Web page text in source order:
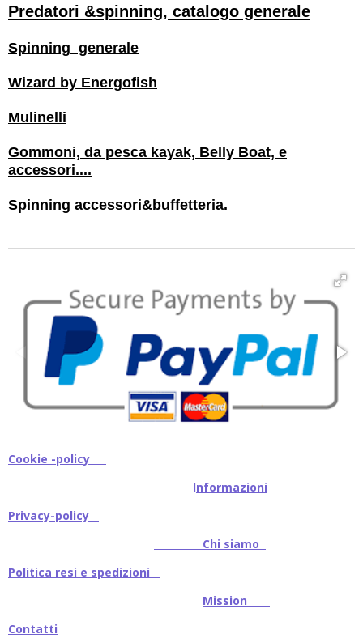
Predatori &spinning, catalogo generale
Spinning generale
Wizard by Energofish
Mulinelli
Gommoni, da pesca kayak, Belly Boat, e
accessori....
Spinning accessori&buffetteria.
Cookie -policy
Informazioni
Privacy-policy
Chi siamo
Politica resi e spedizioni
Mission
Contatti